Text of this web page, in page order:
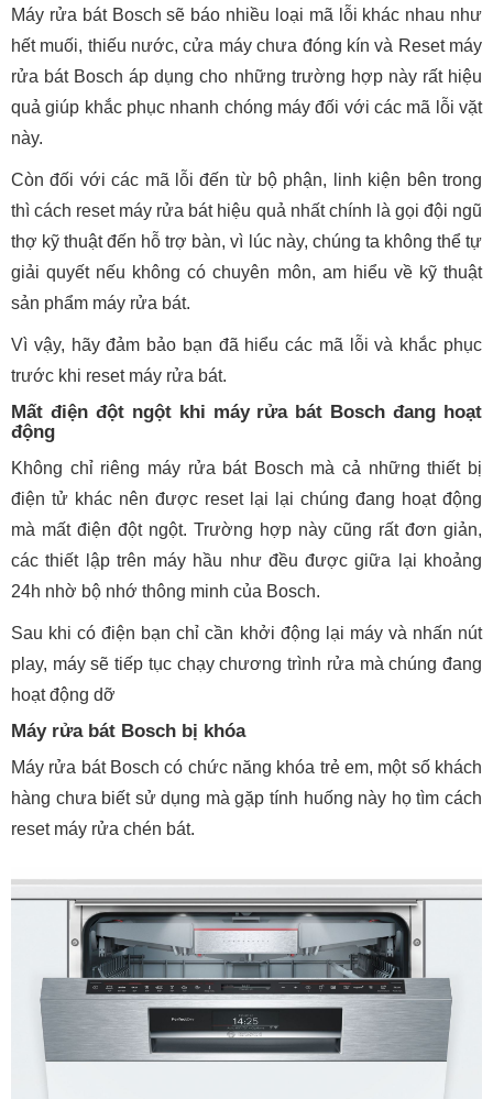
Máy rửa bát Bosch sẽ báo nhiều loại mã lỗi khác nhau như
hết muối, thiếu nước, cửa máy chưa đóng kín và Reset máy
rửa bát Bosch áp dụng cho những trường hợp này rất hiệu
quả giúp khắc phục nhanh chóng máy đối với các mã lỗi vặt
này.
Còn đối với các mã lỗi đến từ bộ phận, linh kiện bên trong
thì cách reset máy rửa bát hiệu quả nhất chính là gọi đội ngũ
thợ kỹ thuật đến hỗ trợ bàn, vì lúc này, chúng ta không thể tự
giải quyết nếu không có chuyên môn, am hiểu về kỹ thuật
sản phẩm máy rửa bát.
Vì vậy, hãy đảm bảo bạn đã hiểu các mã lỗi và khắc phục
trước khi reset máy rửa bát.
Mất điện đột ngột khi máy rửa bát Bosch đang hoạt
động
Không chỉ riêng máy rửa bát Bosch mà cả những thiết bị
điện tử khác nên được reset lại lại chúng đang hoạt động
mà mất điện đột ngột. Trường hợp này cũng rất đơn giản,
các thiết lập trên máy hầu như đều được giữa lại khoảng
24h nhờ bộ nhớ thông minh của Bosch.
Sau khi có điện bạn chỉ cần khởi động lại máy và nhấn nút
play, máy sẽ tiếp tục chạy chương trình rửa mà chúng đang
hoạt động dỡ
Máy rửa bát Bosch bị khóa
Máy rửa bát Bosch có chức năng khóa trẻ em, một số khách
hàng chưa biết sử dụng mà gặp tính huống này họ tìm cách
reset máy rửa chén bát.